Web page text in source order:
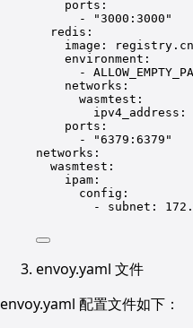
ports :
-
"3000:3000"
redis :
image :
environment :
-
networks :
wasmtest :
ipv4_address :
ports :
-
"6379:6379"
networks :
wasmtest :
ipam :
config :
- subnet :
envoy.yaml 文件
envoy.yaml 配置文件如下：